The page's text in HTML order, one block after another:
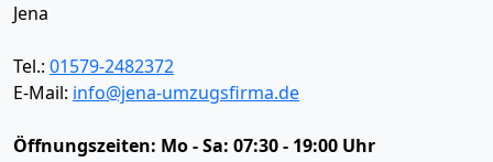
Jena
Tel.: 01579-2482372
E-Mail: info@jena-umzugsfirma.de
Öffnungszeiten: Mo - Sa: 07:30 - 19:00 Uhr